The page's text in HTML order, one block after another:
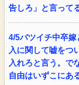
告しろ」と言って
4/5バツイチ中卒
入に関して嘘をつ
入れろと言う。で
自由はいずこにあ